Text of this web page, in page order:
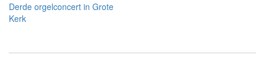
Derde orgelconcert in Grote
Kerk